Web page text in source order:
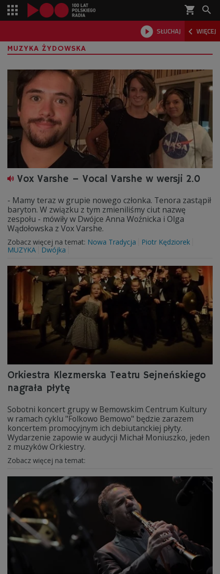
shopping_cart 
 SŁUCHAJ  WIĘCEJ

MUZYKA ŻYDOWSKA
Vox Varshe – Vocal Varshe w wersji 2.0
- Mamy teraz w grupie nowego członka. Tenora zastąpił
baryton. W związku z tym zmieniliśmy ciut nazwę
zespołu - mówiły w Dwójce Anna Woźnicka i Olga
Wądołowska z Vox Varshe.
Zobacz więcej na temat: Nowa Tradycja
Piotr Kędziorek
MUZYKA
Dwójka
Orkiestra Klezmerska Teatru Sejneńskiego
nagrała płytę
Sobotni koncert grupy w Bemowskim Centrum Kultury
w ramach cyklu "Folkowo Bemowo" będzie zarazem
koncertem promocyjnym ich debiutanckiej płyty.
Wydarzenie zapowie w audycji Michał Moniuszko, jeden
z muzyków Orkiestry.
Zobacz więcej na temat: